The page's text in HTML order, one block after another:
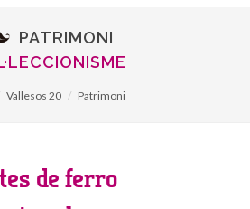
PATRIMONI
Vallesos 20 Patrimoni
de ferro